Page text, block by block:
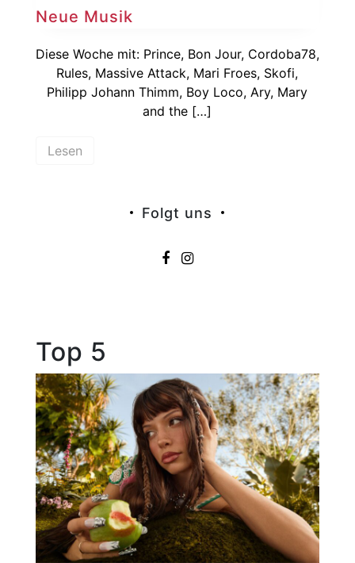
Neue Musik
Diese Woche mit: Prince, Bon Jour, Cordoba78,
Rules, Massive Attack, Mari Froes, Skofi,
Philipp Johann Thimm, Boy Loco, Ary, Mary
and the […]
Lesen
Folgt uns
Top 5